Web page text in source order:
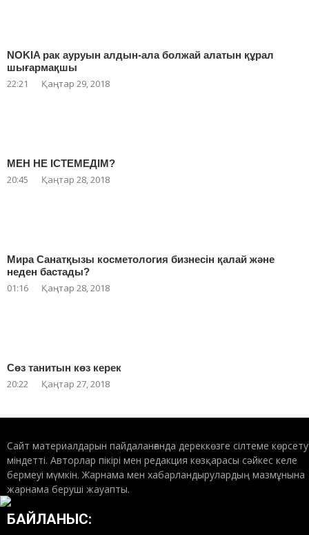
NOKIA рак ауруын алдын-ала болжай алатын құрал
шығармақшы
22:21 Қаңтар 29, 2018
МЕН НЕ ІСТЕМЕДІМ?
20:45 Қаңтар 28, 2018
Мира Санатқызы косметология бизнесін қалай және
неден бастады?
01:16 Қаңтар 28, 2018
Сөз танитын көз керек
20:22 Қаңтар 27, 2018
Сайт материалдарын пайдаланғанда дереккөзге сілтеме көрсету
міндетті. Авторлар пікірі мен редакция көзқарасы сәйкес келе
бермеуі мүмкін. Жарнама мен хабарландырулардың мазмұнына
жарнама беруші жауапты.
БАЙЛАНЫС: